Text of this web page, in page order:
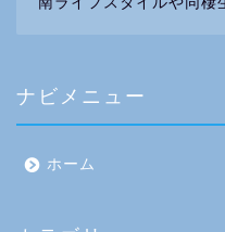
ナビメニュー
ホーム